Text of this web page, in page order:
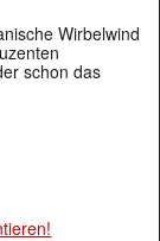
Wirbelwind
schon das